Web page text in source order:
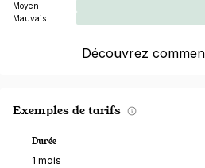
Moyen
Mauvais
Découvrez
Exemples de tarifs
Durée
1 mois